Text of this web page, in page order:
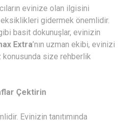
evinize olan ilgisini
gidermek önemlidir.
basit dokunuşlar, evinizin
Extra’nın uzman ekibi, evinizi
konusunda size rehberlik
Çektirin
Evinizin tanıtımında